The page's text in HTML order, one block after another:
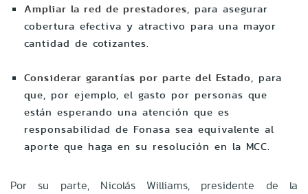
Ampliar la red de prestadores, para asegurar
cobertura efectiva y atractivo para una mayor
cantidad de cotizantes.
Considerar garantías por parte del Estado, para
que, por ejemplo, el gasto por personas que
están esperando una atención que es
responsabilidad de Fonasa sea equivalente al
aporte que haga en su resolución en la MCC.
Por su parte, Nicolás Williams, presidente de la